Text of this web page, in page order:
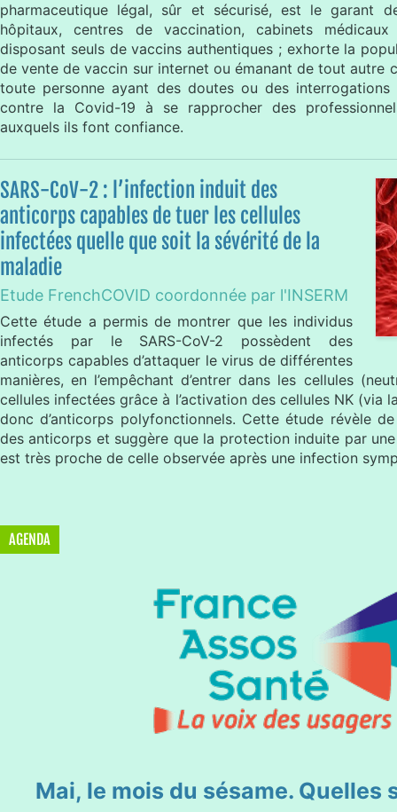
pharmaceutique légal, sûr et sécurisé, est le garant
hôpitaux, centres de vaccination, cabinets médicaux
disposant seuls de vaccins authentiques ; exhorte la
de vente de vaccin sur internet ou émanant de tout autre
toute personne ayant des doutes ou des
contre la Covid-19 à se rapprocher des
auxquels ils font confiance.
SARS-CoV-2 : l’infection induit des
anticorps capables de tuer les cellules
infectées quelle que soit la sévérité de la
maladie
Etude FrenchCOVID coordonnée par l'INSERM
Cette étude a permis de montrer que les individus
infectés par le SARS-CoV-2 possèdent des
anticorps capables d’attaquer le virus de différentes
manières, en l’empêchant d’entrer dans les cellules
cellules infectées grâce à l’activation des cellules NK (via
donc d’anticorps polyfonctionnels. Cette étude révèle
des anticorps et suggère que la protection induite par
est très proche de celle observée après une infection
AGENDA
Mai, le mois du sésame. Quelles